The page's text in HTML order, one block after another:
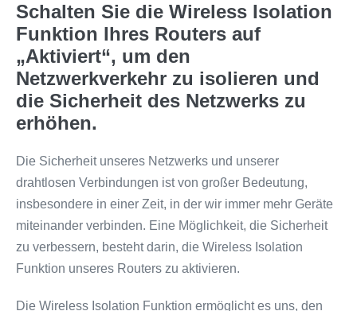
Schalten Sie die Wireless Isolation
Funktion Ihres Routers auf
„Aktiviert“, um den
Netzwerkverkehr zu isolieren und
die Sicherheit des Netzwerks zu
erhöhen.
Die Sicherheit unseres Netzwerks und unserer
drahtlosen Verbindungen ist von großer Bedeutung,
insbesondere in einer Zeit, in der wir immer mehr Geräte
miteinander verbinden. Eine Möglichkeit, die Sicherheit
zu verbessern, besteht darin, die Wireless Isolation
Funktion unseres Routers zu aktivieren.
Die Wireless Isolation Funktion ermöglicht es uns, den